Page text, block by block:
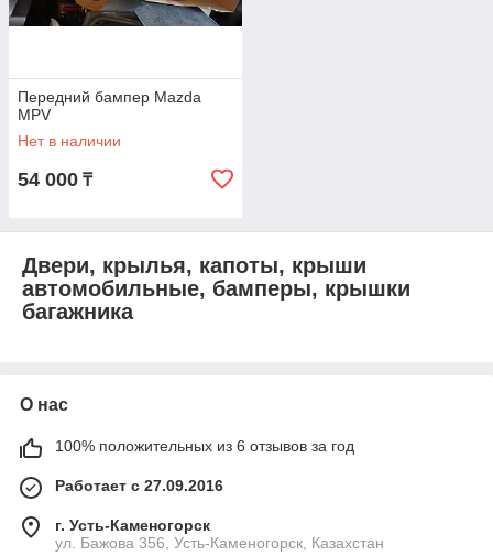
Передний бампер Mazda
MPV
Нет в наличии
54 000 ₸
Двери, крылья, капоты, крыши
автомобильные, бамперы, крышки
багажника
О нас
100% положительных из 6 отзывов за год
Работает с 27.09.2016
г. Усть-Каменогорск
ул. Бажова 356, Усть-Каменогорск, Казахстан